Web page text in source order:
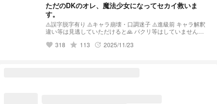
ただのDKのオレ、魔法少女になってセカイ救いま
す。
⚠️誤字脱字有り ⚠️キャラ崩壊・口調迷子 ⚠️進級前 キャラ解釈
違い等は見逃していただけると🙏 パクリ等はしていません
🙇
favorite 318 grade 113 update 2025/11/23